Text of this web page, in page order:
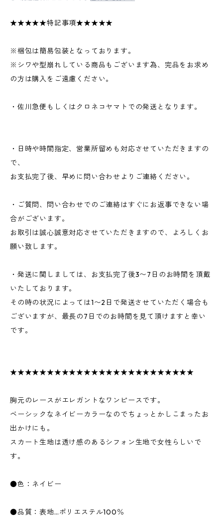
★★★★★特記事項★★★★★
※梱包は簡易包装となっております。
※シワや型崩れしている商品もございます為、完品をお求め
の方は購入をご遠慮ください。
・佐川急便もしくはクロネコヤマトでの発送となります。
・日時や時間指定、営業所留めも対応させていただきますの
で、
お支払完了後、早めに問い合わせよりご連絡ください。
・ご質問、問い合わせでのご連絡はすぐにお返事できない場
合がございます。
お取引は誠心誠意対応させていただきますので、よろしくお
願い致します。
・発送に関しましては、お支払完了後3〜7日のお時間を頂戴
いたしております。
その時の状況によっては1〜2日で発送させていただく場合も
ございますが、最長の7日でのお時間を見て頂けますと幸い
です。
★★★★★★★★★★★★★★★★★★★★★★★★★
胸元のレースがエレガントなワンピースです。
ベーシックなネイビーカラーなのでちょっとかしこまったお
出かけにも。
スカート生地は透け感のあるシフォン生地で女性らしいで
す。
●色：ネイビー
●品質：表地…ポリエステル100％